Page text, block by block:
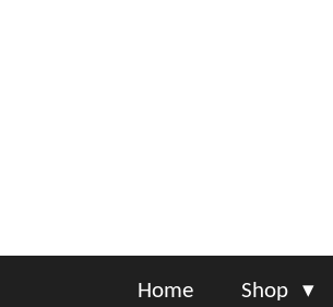
Home Shop